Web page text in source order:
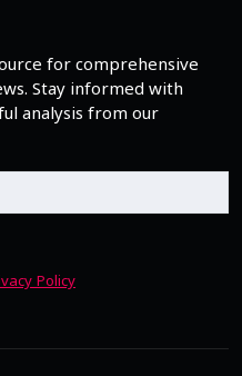
for comprehensive
Stay informed with
analysis from our
Policy